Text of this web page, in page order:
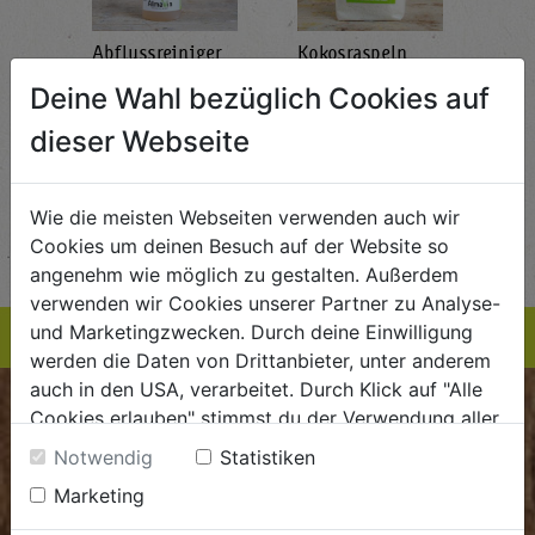
Abflussreiniger
AlmaWin
€ 5,99
AUF DIE
EINKAUFSLISTE
Kokosraspeln
Rapunzel Naturkost
AUF DIE
EINKAUFSLISTE
BIOKISTE
Deine Wahl bezüglich Cookies auf
dieser Webseite
Wie die meisten Webseiten verwenden auch wir
Cookies um deinen Besuch auf der Website so
angenehm wie möglich zu gestalten. Außerdem
verwenden wir Cookies unserer Partner zu Analyse-
und Marketingzwecken. Durch deine Einwilligung
werden die Daten von Drittanbieter, unter anderem
auch in den USA, verarbeitet. Durch Klick auf "Alle
Cookies erlauben" stimmst du der Verwendung aller
Cookies zu. Unter "Details anzeigen" findest du alle
Infos zu den unterschiedlichen Cookies, du kannst
auch entscheiden, welche Cookies du erlauben
Notwendig
Statistiken
Marketing